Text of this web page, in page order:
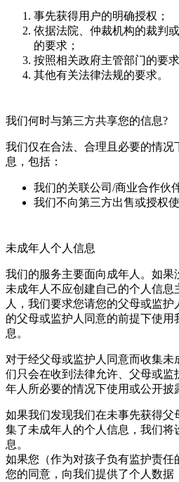
事先获得用户的明确授权；
依据法院、仲裁机构的裁判
的要求；
按照相关政府主管部门的要求
其他有关法律法规的要求。
我们何时与第三方共享您的信息?
我们仅在合法、合理且必要的情况
息，包括：
我们的关联公司/商业合作伙伴
我们不向第三方出售或授权
未成年人个人信息
我们的服务主要面向成年人。如果
未成年人不应创建自己的个人信
人，我们要求您请您的父母或监
的父母或监护人同意的前提下使
息。
对于经父母或监护人同意而收集
们只会在收到法律允许、父母或
年人所必要的情况下使用或公开披
如果我们发现我们在未事先获得父
集了未成年人的个人信息，我们将
息。
如果您（作为对孩子负有监护责
您的同意，向我们提供了个人数据